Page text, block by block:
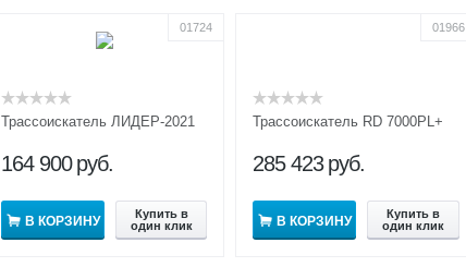
01724
Трассоискатель ЛИДЕР-2021
164 900 руб.
В КОРЗИНУ
Купить в
один клик
01966
Трассоискатель RD 7000PL+
285 423 руб.
В КОРЗИНУ
Купить в
один клик